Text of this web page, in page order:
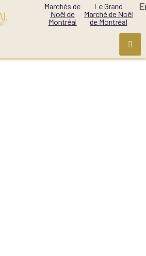
Marchés de
Noël de
Montréal
Le Grand
Marché de Noël
de Montréal